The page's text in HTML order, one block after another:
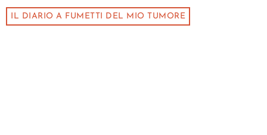
IL DIARIO A FUMETTI DEL MIO TUMORE